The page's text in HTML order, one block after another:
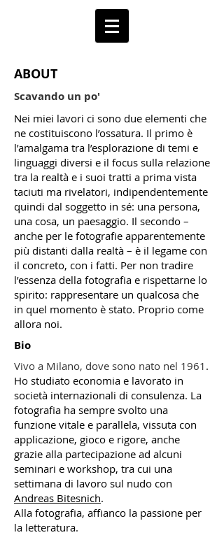
ABOUT
Scavando un po'
Nei miei lavori ci sono due elementi che
ne costituiscono l’ossatura. Il primo è
l’amalgama tra l’esplorazione di temi e
linguaggi diversi e il focus sulla relazione
tra la realtà e i suoi tratti a prima vista
taciuti ma rivelatori, indipendentemente
quindi dal soggetto in sé: una persona,
una cosa, un paesaggio. Il secondo –
anche per le fotografie apparentemente
più distanti dalla realtà – è il legame con
il concreto, con i fatti. Per non tradire
l’essenza della fotografia e rispettarne lo
spirito: rappresentare un qualcosa che
in quel momento è stato. Proprio come
allora noi.
Bio
Vivo a Milano, dove sono nato nel 1961 .
Ho studiato economia e lavorato in
società internazionali di consulenza. La
fotografia ha sempre svolto una
funzione vitale e parallela, vissuta con
applicazione, gioco e rigore, anche
grazie alla partecipazione ad alcuni
seminari e workshop, tra cui una
settimana di lavoro sul nudo con
Andreas Bitesnich.
Alla fotografia, affianco la passione per
la letteratura.